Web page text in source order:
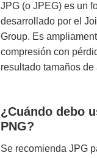
JPG (o JPEG) es un
desarrollado por el
Group. Es
compresión con
resultado tamaños
¿Cuándo debo
PNG?
Se recomienda JPG